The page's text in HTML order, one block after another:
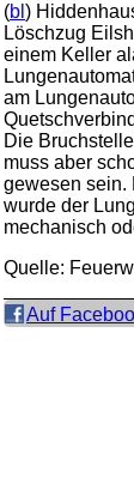
(bl )
Löschzug
einem Keller
am
Die
muss aber
gewesen sein.
wurde der
mechanisch
Quelle:
Auf